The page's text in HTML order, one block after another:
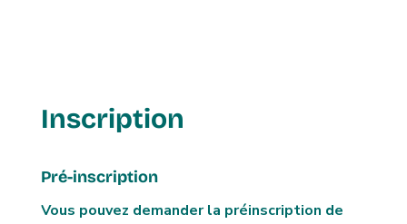
Inscription
Pré-inscription
Vous pouvez demander la préinscription de